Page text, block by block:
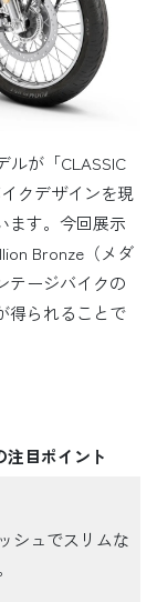
ルが「CLASSIC
クデザインを現
ます。今回展示
Bronze（メダ
テージバイクの
得られることで
注目ポイント
シュでスリムな